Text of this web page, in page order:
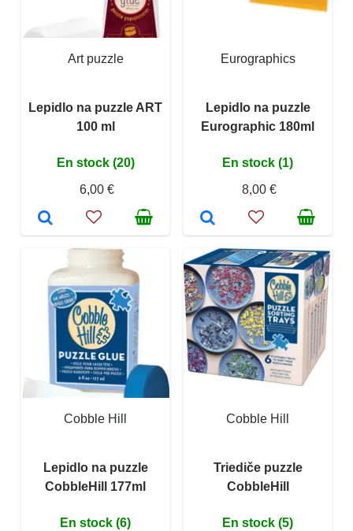
Art puzzle
Lepidlo na puzzle ART
100 ml
En stock (20)
6,00 €
Eurographics
Lepidlo na puzzle
Eurographic 180ml
En stock (1)
8,00 €
Cobble Hill
Lepidlo na puzzle
CobbleHill 177ml
En stock (6)
Cobble Hill
Triediče puzzle
CobbleHill
En stock (5)